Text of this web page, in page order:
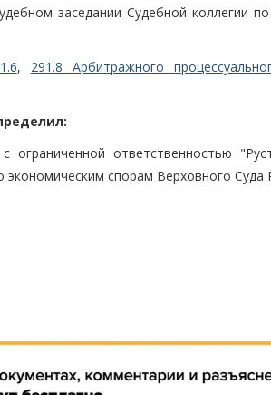
заседании Судебной коллегии
, 291.8 Арбитражного
ответственностью
спорам Верховного Суда